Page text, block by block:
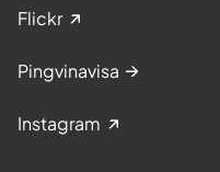
Flickr
Pingvinavisa
Instagram